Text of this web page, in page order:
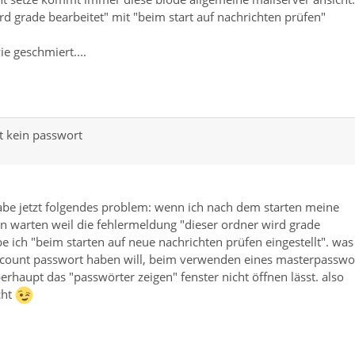
grade bearbeitet" mit "beim start auf nachrichten prüfen"
geschmiert....
kein passwort
jetzt folgendes problem: wenn ich nach dem starten meine
warten weil die fehlermeldung "dieser ordner wird grade
ich "beim starten auf neue nachrichten prüfen eingestellt". was
passwort haben will, beim verwenden eines
das "passwörter zeigen" fenster nicht öffnen lässt. also